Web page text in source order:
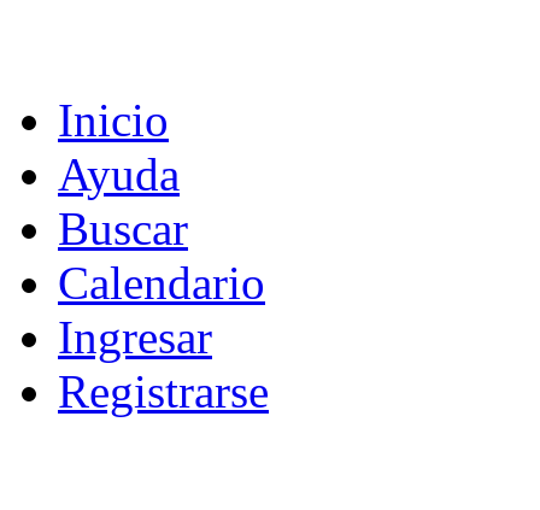
Inicio
Ayuda
Buscar
Calendario
Ingresar
Registrarse